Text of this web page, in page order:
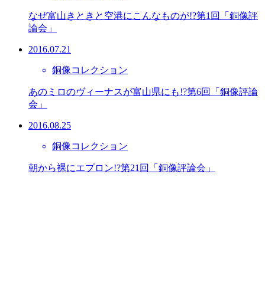
なぜ富山きときと空港にこんなものが!?第1回「銅像評
論会」
2016.07.21
銅像コレクション
あのミロのヴィーナスが富山県にも!?第6回「銅像評論
会」
2016.08.25
銅像コレクション
朝から裸にエプロン!?第21回「銅像評論会」